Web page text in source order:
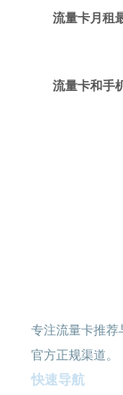
流量卡月租
流量卡和手
专注流量卡推荐
官方正规渠道。
快速导航